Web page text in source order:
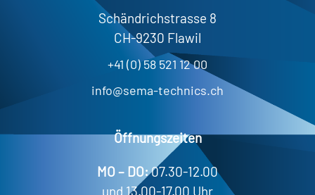
Schändrichstrasse 8
CH-9230 Flawil
+41 (0) 58 521 12 00
info@sema-technics.ch
Öffnungszeiten
MO – DO:07.30-12.00
und 13.00-17.00 Uhr